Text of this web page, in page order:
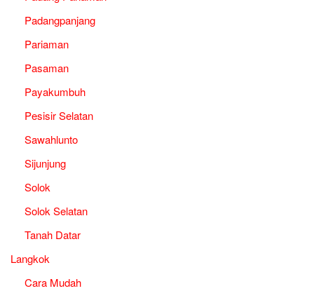
Padangpanjang
Pariaman
Pasaman
Payakumbuh
Pesisir Selatan
Sawahlunto
Sijunjung
Solok
Solok Selatan
Tanah Datar
Langkok
Cara Mudah